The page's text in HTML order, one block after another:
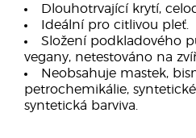
Dlouhotrvající krytí,
Ideální pro citlivou pleť.
Složení podkladového
vegany, netestováno na
Neobsahuje mastek,
petrochemikálie,
syntetická barviva.